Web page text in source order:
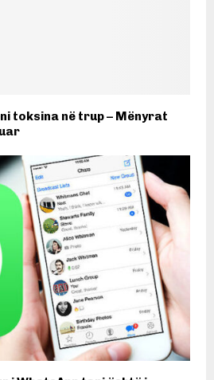
toksina në trup – Mënyrat